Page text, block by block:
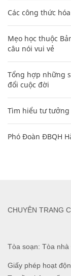
Các công thức
Mẹo học thuộc
câu nói vui vẻ
Tổng hợp những
đổi cuộc đời
Tìm hiểu tư tưởng
Phó Đoàn ĐBQH
Tòa soạn: Tòa nhà
Giấy phép hoạt
CHUYÊN TRANG